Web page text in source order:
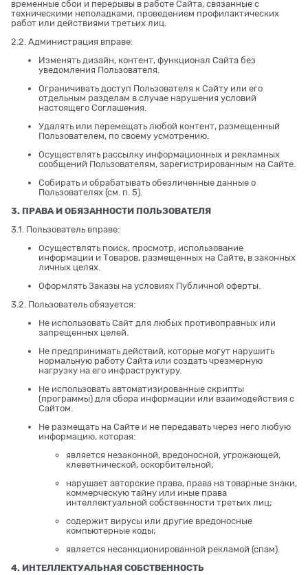
временные сбои и перерывы в работе Сайта, связанные с
техническими неполадками, проведением профилактических
работ или действиями третьих лиц.
2.2. Администрация вправе:
Изменять дизайн, контент, функционал Сайта без
уведомления Пользователя.
Ограничивать доступ Пользователя к Сайту или его
отдельным разделам в случае нарушения условий
настоящего Соглашения.
Удалять или перемещать любой контент, размещенный
Пользователем, по своему усмотрению.
Осуществлять рассылку информационных и рекламных
сообщений Пользователям, зарегистрированным на Сайте.
Собирать и обрабатывать обезличенные данные о
Пользователях (см. п. 5).
3. ПРАВА И ОБЯЗАННОСТИ ПОЛЬЗОВАТЕЛЯ
3.1. Пользователь вправе:
Осуществлять поиск, просмотр, использование
информации и Товаров, размещенных на Сайте, в законных
личных целях.
Оформлять Заказы на условиях Публичной оферты.
3.2. Пользователь обязуется:
Не использовать Сайт для любых противоправных или
запрещенных целей.
Не предпринимать действий, которые могут нарушить
нормальную работу Сайта или создать чрезмерную
нагрузку на его инфраструктуру.
Не использовать автоматизированные скрипты
(программы) для сбора информации или взаимодействия с
Сайтом.
Не размещать на Сайте и не передавать через него любую
информацию, которая:
является незаконной, вредоносной, угрожающей,
клеветнической, оскорбительной;
нарушает авторские права, права на товарные знаки,
коммерческую тайну или иные права
интеллектуальной собственности третьих лиц;
содержит вирусы или другие вредоносные
компьютерные коды;
является несанкционированной рекламой (спам).
4. ИНТЕЛЛЕКТУАЛЬНАЯ СОБСТВЕННОСТЬ